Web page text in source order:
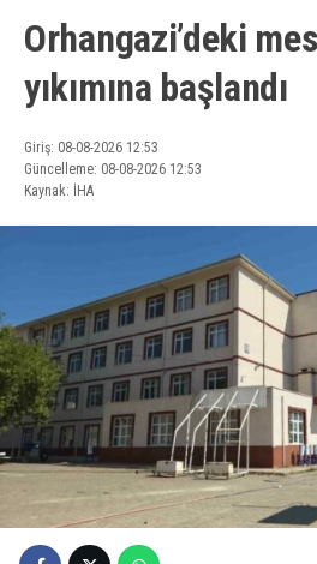
Orhangazi’deki
yıkımına başlandı
Giriş: 08-08-2026 12:53
Güncelleme: 08-08-2026 12:53
Kaynak: İHA